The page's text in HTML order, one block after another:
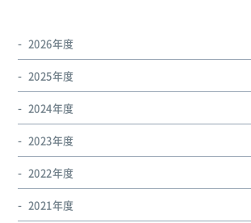
2026年度
2025年度
2024年度
2023年度
2022年度
2021年度